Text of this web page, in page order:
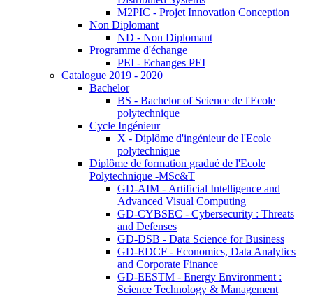
M2PIC - Projet Innovation Conception
Non Diplomant
ND - Non Diplomant
Programme d'échange
PEI - Echanges PEI
Catalogue 2019 - 2020
Bachelor
BS - Bachelor of Science de l'Ecole
polytechnique
Cycle Ingénieur
X - Diplôme d'ingénieur de l'Ecole
polytechnique
Diplôme de formation gradué de l'Ecole
Polytechnique -MSc&T
GD-AIM - Artificial Intelligence and
Advanced Visual Computing
GD-CYBSEC - Cybersecurity : Threats
and Defenses
GD-DSB - Data Science for Business
GD-EDCF - Economics, Data Analytics
and Corporate Finance
GD-EESTM - Energy Environment :
Science Technology & Management